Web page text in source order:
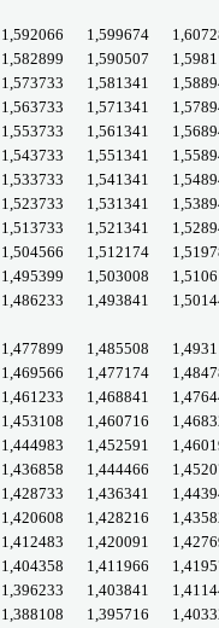
1,592066 1,599674
1,582899 1,590507
1,573733 1,581341
1,563733 1,571341
1,553733 1,561341
1,543733 1,551341
1,533733 1,541341
1,523733 1,531341
1,513733 1,521341
1,504566 1,512174
1,495399 1,503008
1,486233 1,493841
1,477899 1,485508
1,469566 1,477174
1,461233 1,468841
1,453108 1,460716
1,444983 1,452591
1,436858 1,444466
1,428733 1,436341
1,420608 1,428216
1,412483 1,420091
1,404358 1,411966
1,396233 1,403841
1,388108 1,395716